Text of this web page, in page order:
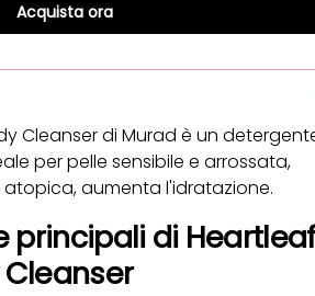
Acquista ora
Cleanser di Murad è un
per pelle sensibile e arrossata,
aumenta l'idratazione.
principali di Heartleaf